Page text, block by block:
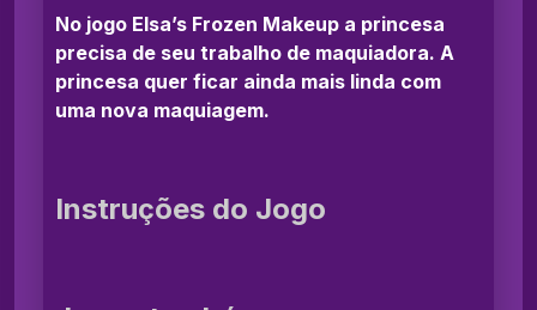
No jogo Elsa’s Frozen Makeup a princesa
precisa de seu trabalho de maquiadora. A
princesa quer ficar ainda mais linda com
uma nova maquiagem.
Instruções do Jogo